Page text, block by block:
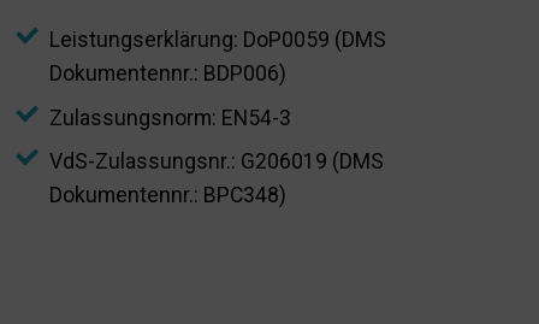
Leistungserklärung: DoP0059 (DMS
Dokumentennr.: BDP006)
Zulassungsnorm: EN54-3
VdS-Zulassungsnr.: G206019 (DMS
Dokumentennr.: BPC348)